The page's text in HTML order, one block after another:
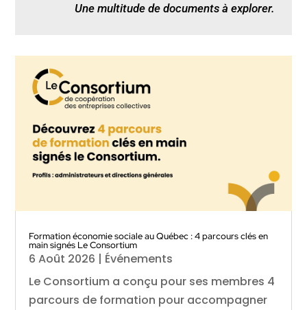
Une multitude de documents à explorer.
Formation économie sociale au Québec : 4 parcours clés en
main signés Le Consortium
6 Août 2026 | Événements
Le Consortium a conçu pour ses membres 4
parcours de formation pour accompagner